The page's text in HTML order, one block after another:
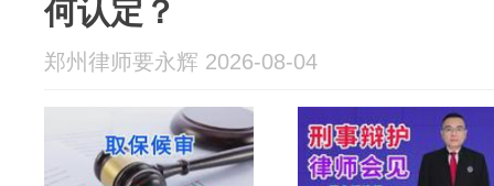
何认定？
郑州律师要永辉 2026-08-04